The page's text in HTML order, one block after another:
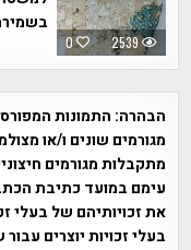
0 2539
הבהרה: התמונות
מגורמים שונים ו/או
מתקבלות מגורמים
עימם במועד כתיבת
את זכויותיהם של בעלי
בעלי זכויות יוצרים